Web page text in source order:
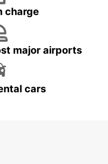
charge
major airports
cars